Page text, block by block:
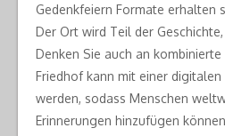
Gedenkfeiern Formate erhalten
Der Ort wird Teil der
Denken Sie auch an kombinierte
Friedhof kann mit einer
werden, sodass Menschen
Erinnerungen hinzufügen